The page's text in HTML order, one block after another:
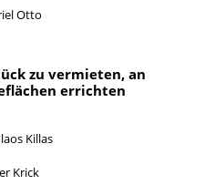
Otto
zu vermieten, an
errichten
Killas
Krick